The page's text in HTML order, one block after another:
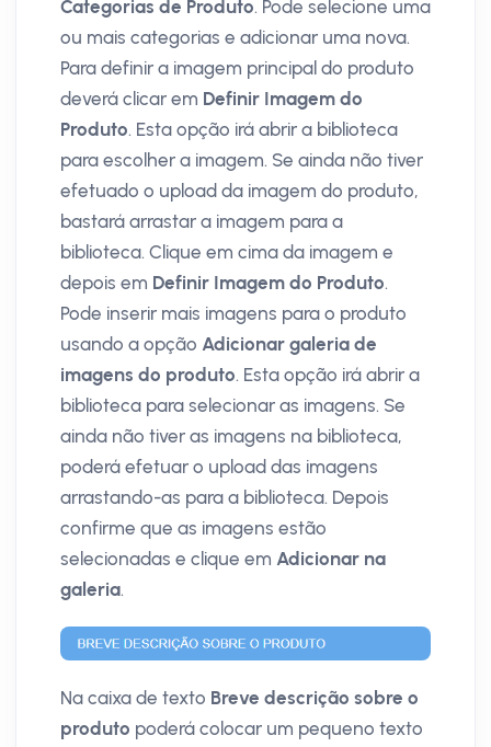
Categorias de Produto. Pode selecione uma
ou mais categorias e adicionar uma nova.
Para definir a imagem principal do produto
deverá clicar em Definir Imagem do
Produto. Esta opção irá abrir a biblioteca
para escolher a imagem. Se ainda não tiver
efetuado o upload da imagem do produto,
bastará arrastar a imagem para a
biblioteca. Clique em cima da imagem e
depois em Definir Imagem do Produto.
Pode inserir mais imagens para o produto
usando a opção Adicionar galeria de
imagens do produto. Esta opção irá abrir a
biblioteca para selecionar as imagens. Se
ainda não tiver as imagens na biblioteca,
poderá efetuar o upload das imagens
arrastando-as para a biblioteca. Depois
confirme que as imagens estão
selecionadas e clique em Adicionar na
galeria.
Na caixa de texto Breve descrição sobre o
produto poderá colocar um pequeno texto